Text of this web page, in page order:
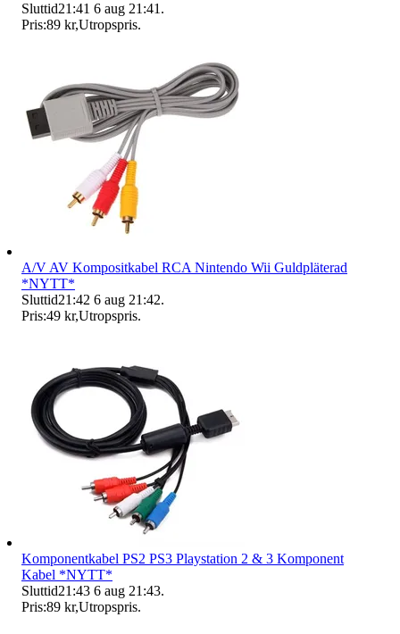
Sluttid21:41 6 aug 21:41 .
Pris:89 kr,Utropspris.
A/V AV Kompositkabel RCA Nintendo Wii Guldpläterad
*NYTT*
Sluttid21:42 6 aug 21:42.
Pris:49 kr,Utropspris.
Komponentkabel PS2 PS3 Playstation 2 & 3 Komponent
Kabel *NYTT*
Sluttid21:43 6 aug 21:43.
Pris:89 kr,Utropspris.